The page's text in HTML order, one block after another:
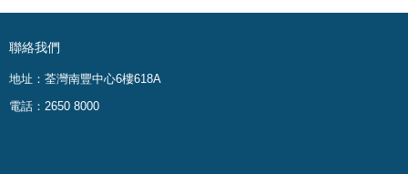
聯絡我們
地址：荃灣南豐中心6樓618A
電話：2650 8000